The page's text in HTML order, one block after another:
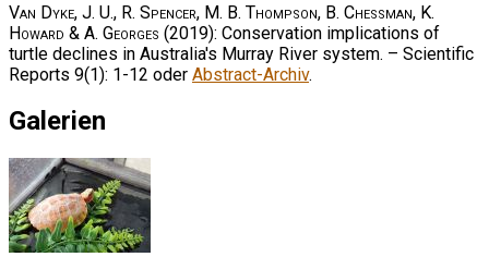
Van Dyke, J. U., R. Spencer, M. B. Thompson, B. Chessman, K.
Howard & A. Georges (2019): Conservation implications of
turtle declines in Australia's Murray River system. – Scientific
Reports 9(1): 1-12 oder Abstract-Archiv.
Galerien